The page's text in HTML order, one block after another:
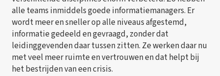
alle teams inmiddels goede informatiemanagers. Er
wordt meer en sneller op alle niveaus afgestemd,
informatie gedeeld en gevraagd, zonder dat
leidinggevenden daar tussen zitten. Ze werken daar nu
met veel meer ruimte en vertrouwen en dat helpt bij
het bestrijden van een crisis.